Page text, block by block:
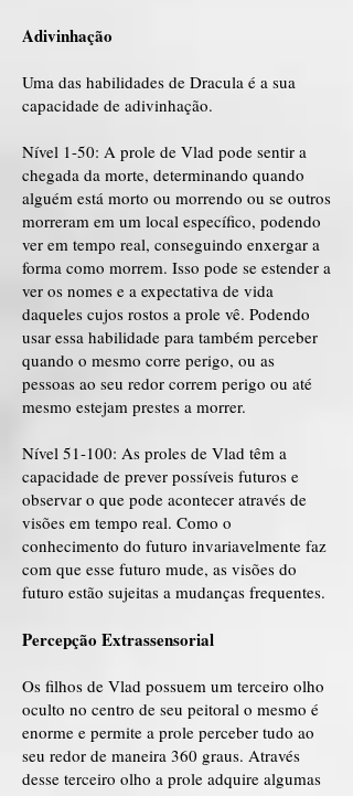
Adivinhação
Uma das habilidades de Dracula é a sua
capacidade de adivinhação.
Nível 1-50: A prole de Vlad pode sentir a
chegada da morte, determinando quando
alguém está morto ou morrendo ou se outros
morreram em um local específico, podendo
ver em tempo real, conseguindo enxergar a
forma como morrem. Isso pode se estender a
ver os nomes e a expectativa de vida
daqueles cujos rostos a prole vê. Podendo
usar essa habilidade para também perceber
quando o mesmo corre perigo, ou as
pessoas ao seu redor correm perigo ou até
mesmo estejam prestes a morrer.
Nível 51-100: As proles de Vlad têm a
capacidade de prever possíveis futuros e
observar o que pode acontecer através de
visões em tempo real. Como o
conhecimento do futuro invariavelmente faz
com que esse futuro mude, as visões do
futuro estão sujeitas a mudanças frequentes.
Percepção Extrassensorial
Os filhos de Vlad possuem um terceiro olho
oculto no centro de seu peitoral o mesmo é
enorme e permite a prole perceber tudo ao
seu redor de maneira 360 graus. Através
desse terceiro olho a prole adquire algumas